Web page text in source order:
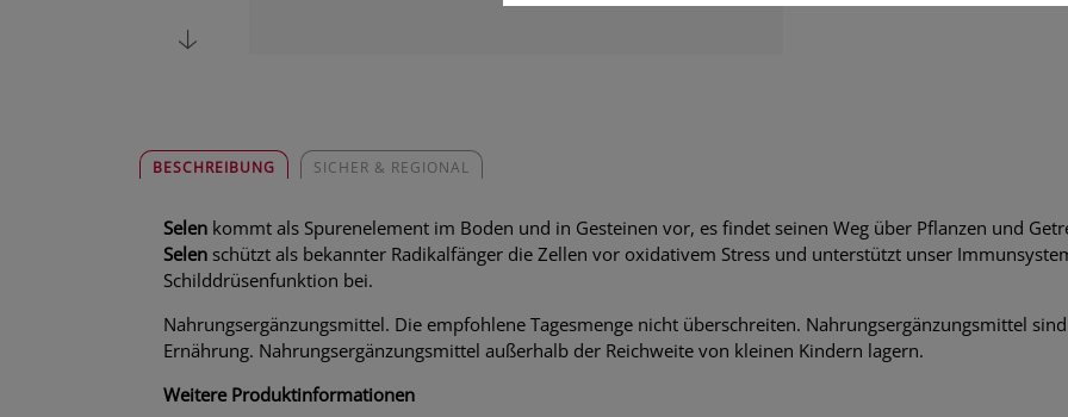
BESCHREIBUNG SICHER & REGIONAL
Selen kommt als Spurenelement im Boden und in Gesteinen vor, es findet seinen Weg über Pflanzen und
Selen schützt als bekannter Radikalfänger die Zellen vor oxidativem Stress und unterstützt unser
Schilddrüsenfunktion bei.
Nahrungsergänzungsmittel. Die empfohlene Tagesmenge nicht überschreiten. Nahrungsergänzungsmittel
Ernährung. Nahrungsergänzungsmittel außerhalb der Reichweite von kleinen Kindern lagern.
Weitere Produktinformationen